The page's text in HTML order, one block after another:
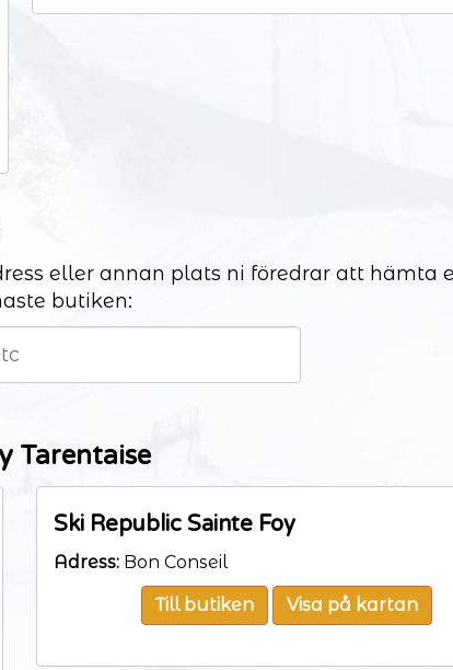
eller annan plats ni föredrar att hämta
butiken:
Tarentaise
Ski Republic Sainte Foy
Adress: Bon Conseil
Till butiken Visa på kartan